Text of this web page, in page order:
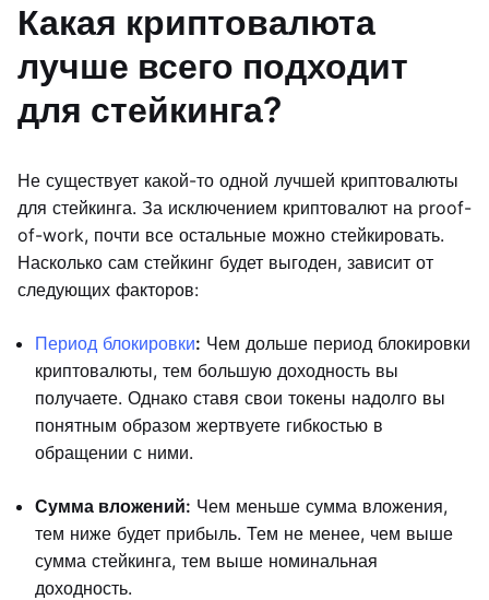
Какая криптовалюта
лучше всего подходит
для стейкинга?
Не существует какой-то одной лучшей криптовалюты
для стейкинга. За исключением криптовалют на proof-
of-work, почти все остальные можно стейкировать.
Насколько сам стейкинг будет выгоден, зависит от
следующих факторов:
Период блокировки: Чем дольше период блокировки
криптовалюты, тем большую доходность вы
получаете. Однако ставя свои токены надолго вы
понятным образом жертвуете гибкостью в
обращении с ними.
Сумма вложений: Чем меньше сумма вложения,
тем ниже будет прибыль. Тем не менее, чем выше
сумма стейкинга, тем выше номинальная
доходность.